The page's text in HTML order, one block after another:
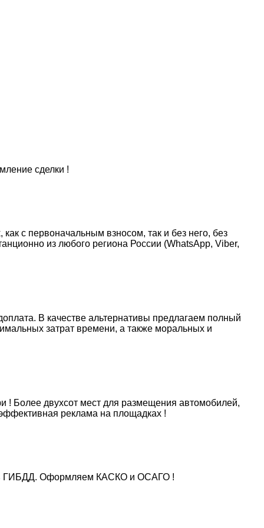
сделки !
с первоначальным взносом, так и без него, без
из любого региона России (WhatsApp, Viber,
В качестве альтернативы предлагаем полный
затрат времени, а также моральных и
! Более двухсот мест для размещения автомобилей,
реклама на площадках !
в ГИБДД. Оформляем КАСКО и ОСАГО !